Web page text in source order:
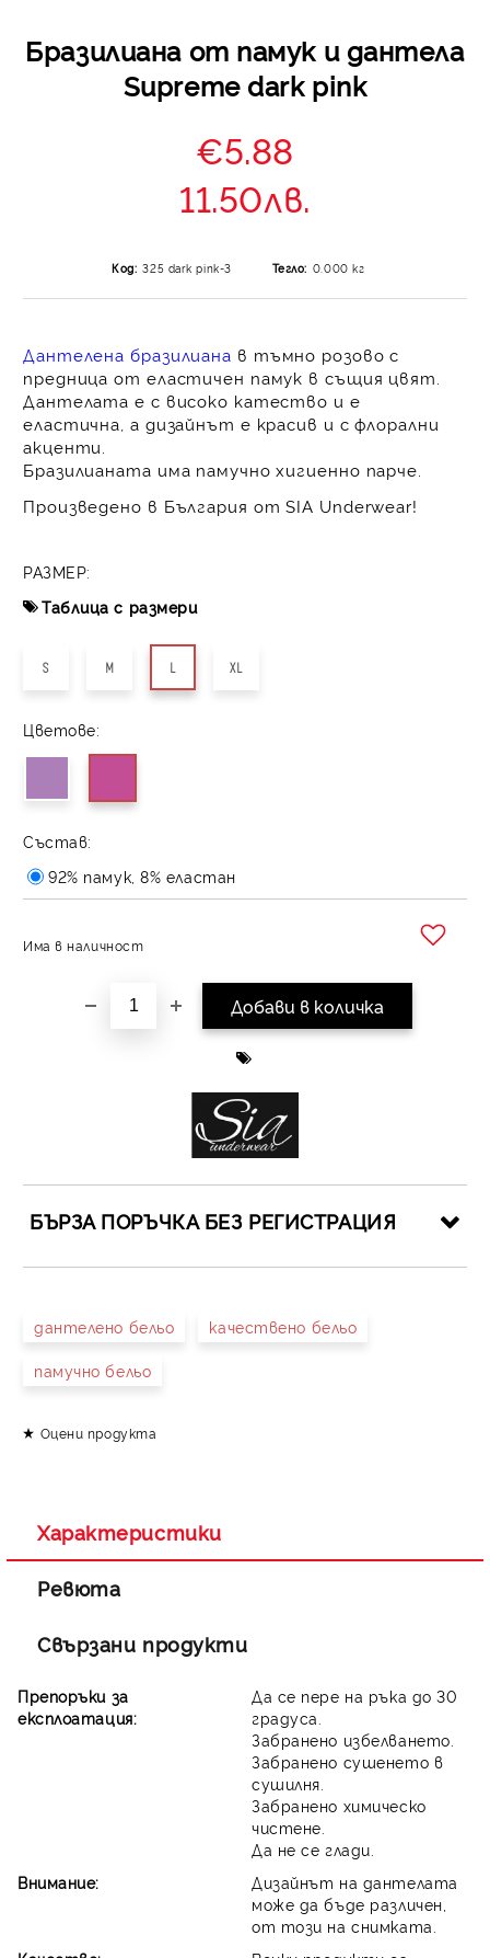
Бразилиана от памук и дантела
Supreme dark pink
€5.88
11.50лв.
Код: 325 dark pink-3 Тегло: 0.000 кг
Дантелена бразилиана в тъмно розово с
предница от еластичен памук в същия цвят.
Дантелата е с високо катество и е
еластична, а дизайнът е красив и с флорални
акценти.
Бразилианата има памучно хигиенно парче.
Произведено в България от SIA Underwear!
РАЗМЕР:
Таблица с размери
S M L XL
Цветове:
Състав:
92% памук, 8% еластан
Има в наличност
БЪРЗА ПОРЪЧКА БЕЗ РЕГИСТРАЦИЯ
дантелено бельо качествено бельо
памучно бельо
Оцени продукта
Характеристики
Ревюта
Свързани продукти
Препоръки за
експлоатация:
Да се пере на ръка до 30
градуса.
Забранено избелването.
Забранено сушенето в
сушилня.
Забранено химическо
чистене.
Да не се глади.
Внимание:
Дизайнът на дантелата
може да бъде различен,
от този на снимката.